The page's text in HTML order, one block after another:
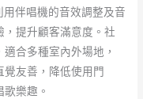
伴唱機的音效調整及音
提升顧客滿意度。社
合多種室內外場地，
友善，降低使用門
樂趣。